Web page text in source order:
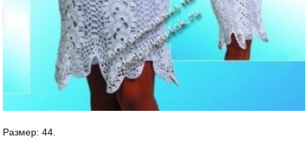
Размер: 44.